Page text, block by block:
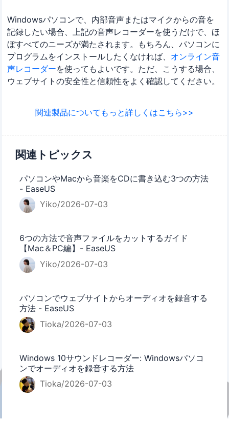
Windowsパソコンで、内部音声またはマイクからの音を
記録したい場合、上記の音声レコーダーを使うだけで、ほ
ぼすべてのニーズが満たされます。もちろん、パソコンに
プログラムをインストールしたくなければ、 オンライン音
声レコーダーを使ってもよいです。ただ、こうする場合、
ウェブサイトの安全性と信頼性をよく確認してください。
関連製品についてもっと詳しくはこちら>>
関連トピックス
パソコンやMacから音楽をCDに書き込む3つの方法
- EaseUS
Yiko/2026-07-03
6つの方法で音声ファイルをカットするガイド
【Mac＆PC編】- EaseUS
Yiko/2026-07-03
パソコンでウェブサイトからオーディオを録音する
方法 - EaseUS
Tioka/2026-07-03
Windows 10サウンドレコーダー: Windowsパソコ
ンでオーディオを録音する方法
Tioka/2026-07-03